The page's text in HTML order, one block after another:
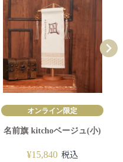
オンライン限定
名前旗 kitchoベージュ(小)
¥15,840 税込